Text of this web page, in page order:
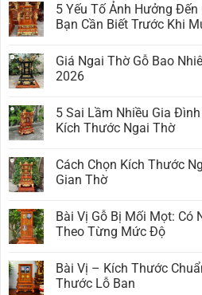
5 Yếu Tố Ảnh Hưởng
Bạn Cần Biết Trước Khi
bình
luận
ở
Tố
Ảnh
Hưởng
Ngai
Thờ
Gỗ
Cần
Biết
Trước
Giá Ngai Thờ Gỗ Bao
2026
bình
luận
ở
Thờ
Gỗ
Bao
Giá
Cập
Nhật
5 Sai Lầm Nhiều Gia
Kích Thước Ngai Thờ
bình
luận
ở
Lầm
Nhiều
Gia
Phải
Khi
Chọn
Cách Chọn Kích Thước
Gian Thờ
bình
luận
Kích
Thước
Ngai
Bài Vị Gỗ Bị Mối Mọt: Có
Theo Từng Mức Độ
bình
luận
Bài Vị – Kích Thước
Thước Lỗ Ban